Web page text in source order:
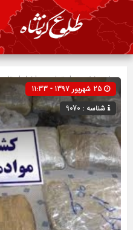
صفحه نخستاجتماعی»اخبار استان
شناسه : 9070